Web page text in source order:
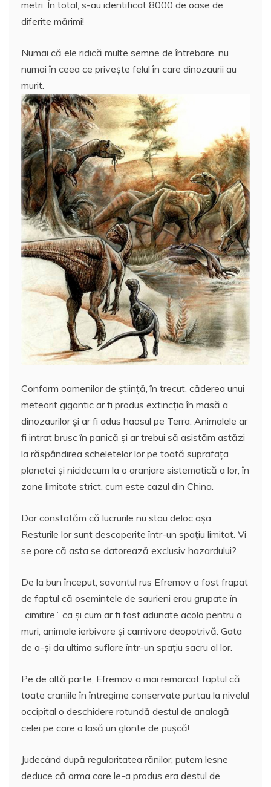
metri. În total, s-au identificat 8000 de oase de
diferite mărimi!
Numai că ele ridică multe semne de întrebare, nu
numai în ceea ce priveşte felul în care dinozaurii au
murit.
Conform oamenilor de ştiinţă, în trecut, căderea unui
meteorit gigantic ar fi produs extincţia în masă a
dinozaurilor şi ar fi adus haosul pe Terra. Animalele ar
fi intrat brusc în panică şi ar trebui să asistăm astăzi
la răspândirea scheletelor lor pe toată suprafaţa
planetei şi nicidecum la o aranjare sistematică a lor, în
zone limitate strict, cum este cazul din China.
Dar constatăm că lucrurile nu stau deloc aşa.
Resturile lor sunt descoperite într-un spaţiu limitat. Vi
se pare că asta se datorează exclusiv hazardului?
De la bun început, savantul rus Efremov a fost frapat
de faptul că osemintele de saurieni erau grupate în
„cimitire”, ca şi cum ar fi fost adunate acolo pentru a
muri, animale ierbivore şi carnivore deopotrivă. Gata
de a-şi da ultima suflare într-un spaţiu sacru al lor.
Pe de altă parte, Efremov a mai remarcat faptul că
toate craniile în întregime conservate purtau la nivelul
occipital o deschidere rotundă destul de analogă
celei pe care o lasă un glonte de puşcă!
Judecând după regularitatea rănilor, putem lesne
deduce că arma care le-a produs era destul de